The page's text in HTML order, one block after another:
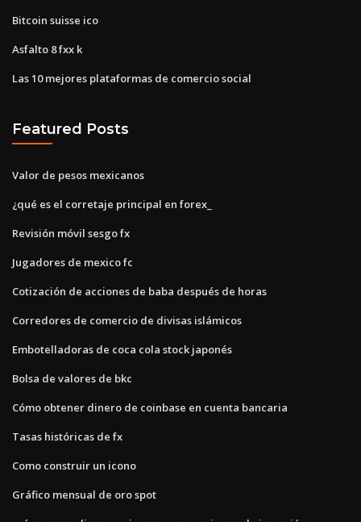
Bitcoin suisse ico
Asfalto 8 fxx k
Las 10 mejores plataformas de comercio social
Featured Posts
Valor de pesos mexicanos
¿qué es el corretaje principal en forex_
Revisión móvil sesgo fx
Jugadores de mexico fc
Cotización de acciones de baba después de horas
Corredores de comercio de divisas islámicos
Embotelladoras de coca cola stock japonés
Bolsa de valores de bkc
Cómo obtener dinero de coinbase en cuenta bancaria
Tasas históricas de fx
Como construir un icono
Gráfico mensual de oro spot